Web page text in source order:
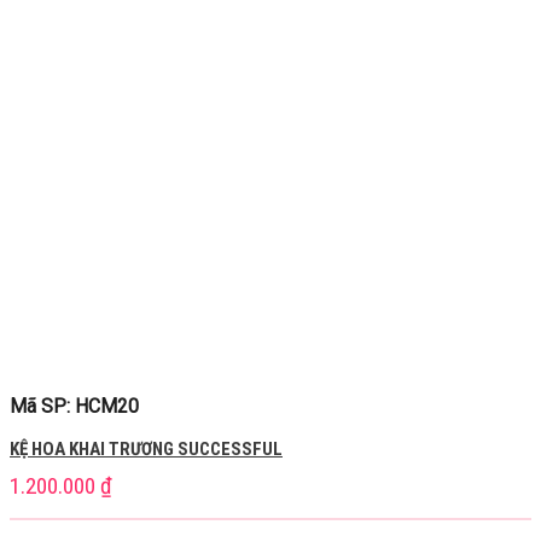
Mã SP: HCM20
KỆ HOA KHAI TRƯƠNG SUCCESSFUL
1.200.000 ₫